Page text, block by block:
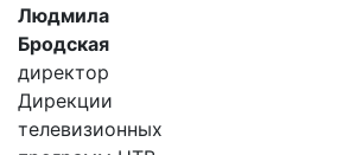
Людмила
Бродская
директор
Дирекции
телевизионных